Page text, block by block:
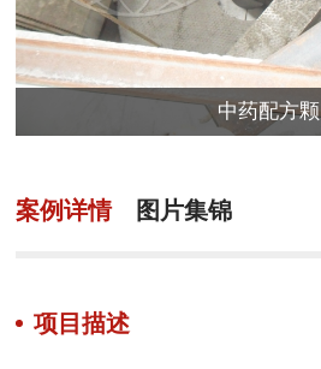
中药配方颗
案例详情 图片集锦
项目描述